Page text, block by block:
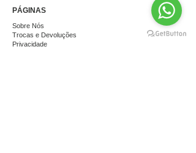
PÁGINAS
Sobre Nós
Trocas e Devoluções
Privacidade